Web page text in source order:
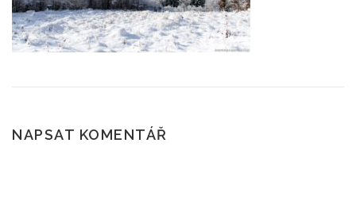
ROUBENÉ STAVBY KAM NA VÝLET?
NAPSAT KOMENTÁŘ